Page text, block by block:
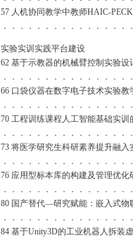
57 人机协同教学中教师HAIC-
．．．．．．．．．．．．．．
实验实训实践平台建设
62 基于示教器的机械臂控制实验设
．．．．．．．．．．．．．
66 口袋仪器在数字电子技术实验教
．．．．．．．．．．．．．．
70 工程训练课程人工智能基础实训
．．．．．．．．．．．．．．
73 将医学研究生科研素养提升融
．．．．．．．．．．．．．．
76 应用型标本库的构建及管理优化
．．．．．．．．．．．．．．
80 国产替代—研究赋能：嵌入式物
．．．．．．．．．．．．．．
84 基于Unity3D的工业机器人拆装